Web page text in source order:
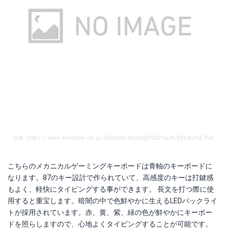
こちらのメカニカルゲーミングキーボードは青軸のキーボードに
なります。87のキー設計で作られていて、高感度のキーは打鍵感
もよく、軽快にタイピングする事ができます。 長文を打つ際に使
用すると重宝します。暗闇の中で色鮮やかに生えるLEDバックライ
トが採用されています。赤、黄、紫、緑の色が鮮やかにキーボー
ドを照らしますので、心地よくタイピングすることが可能です。